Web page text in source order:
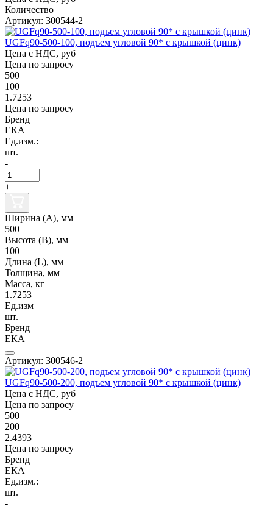
Количество
Артикул: 300544-2
UGFq90-500-100, подъем угловой 90* с крышкой (цинк)
Цена с НДС, руб
Цена по запросу
500
100
1.7253
Цена по запросу
Бренд
ЕКА
Ед.изм.:
шт.
-
+
Ширина (А), мм
500
Высота (В), мм
100
Длина (L), мм
Толщина, мм
Масса, кг
1.7253
Ед.изм
шт.
Бренд
ЕКА
Артикул: 300546-2
UGFq90-500-200, подъем угловой 90* с крышкой (цинк)
Цена с НДС, руб
Цена по запросу
500
200
2.4393
Цена по запросу
Бренд
ЕКА
Ед.изм.:
шт.
-